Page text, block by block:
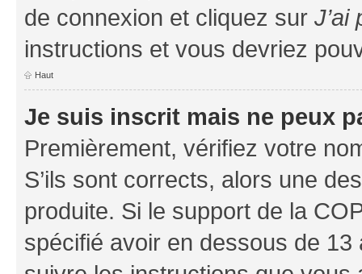
de connexion et cliquez sur J’ai
instructions et vous devriez
Haut
Je suis inscrit mais ne peux
Premièrement, vérifiez votre
S’ils sont corrects, alors une
produite. Si le support de la
spécifié avoir en dessous de 13